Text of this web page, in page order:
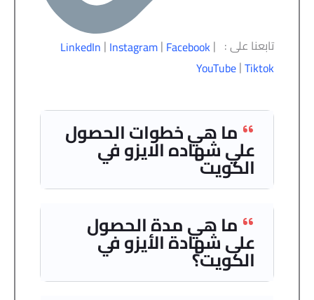
تابعنا على : LinkedIn | Instagram| Facebook|
YouTube|Tiktok
ما هي خطوات الحصول
علي شهاده الايزو في
الكويت
ما هي مدة الحصول
على شهادة الأيزو في
الكويت؟